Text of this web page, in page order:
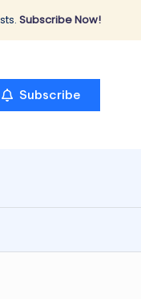
Subscribe Now!
Subscribe